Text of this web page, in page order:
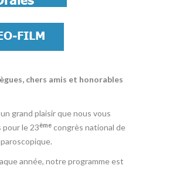
chers amis et honorables
un grand plaisir que nous vous
pour le 23ème congrès national de
année, notre programme est